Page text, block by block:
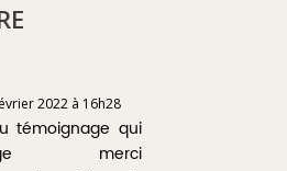
2022 à 16h28
témoignage qui
merci